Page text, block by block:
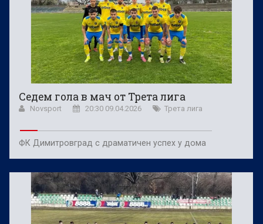
Седем гола в мач от Трета лига
Novsport 20:30 09.04.2026 Трета лига
ФК Димитровград с драматичен успех у дома